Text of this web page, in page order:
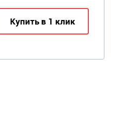
Купить в 1 клик